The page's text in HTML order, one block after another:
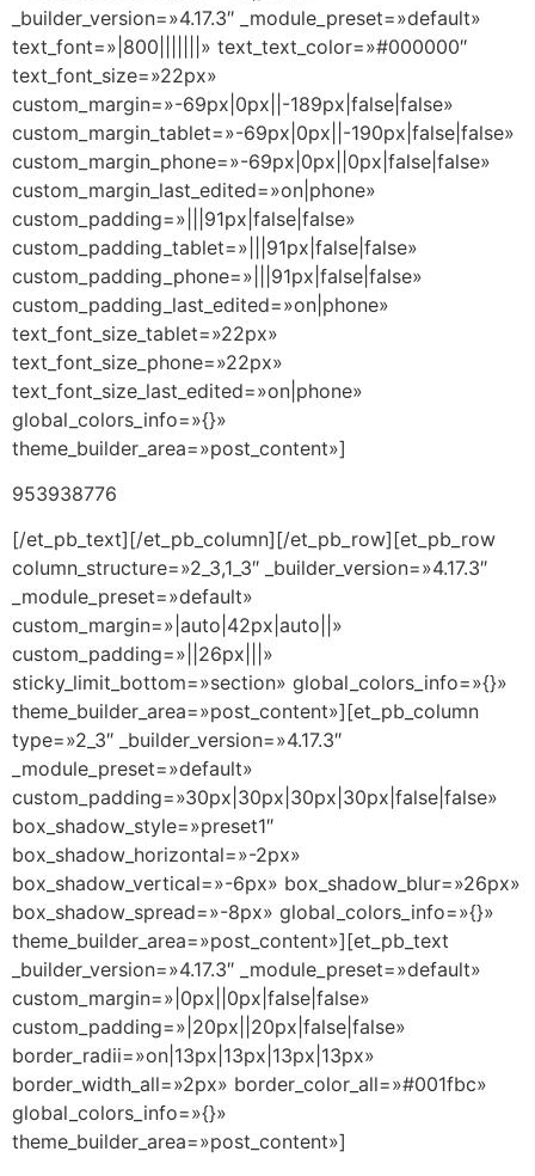
_builder_version=»4.17.3″ _module_preset=»default»
text_font=»|800|||||||» text_text_color=»#000000″
text_font_size=»22px»
custom_margin=»-69px|0px||-189px|false|false»
custom_margin_tablet=»-69px|0px||-190px|false|false»
custom_margin_phone=»-69px|0px||0px|false|false»
custom_margin_last_edited=»on|phone»
custom_padding=»|||91px|false|false»
custom_padding_tablet=»|||91px|false|false»
custom_padding_phone=»|||91px|false|false»
custom_padding_last_edited=»on|phone»
text_font_size_tablet=»22px»
text_font_size_phone=»22px»
text_font_size_last_edited=»on|phone»
global_colors_info=»{}»
theme_builder_area=»post_content»]
953938776
[/et_pb_text][/et_pb_column][/et_pb_row][et_pb_row
column_structure=»2_3,1_3″ _builder_version=»4.17.3″
_module_preset=»default»
custom_margin=»|auto|42px|auto||»
custom_padding=»||26px|||»
sticky_limit_bottom=»section» global_colors_info=»{}»
theme_builder_area=»post_content»][et_pb_column
type=»2_3″ _builder_version=»4.17.3″
_module_preset=»default»
custom_padding=»30px|30px|30px|30px|false|false»
box_shadow_style=»preset1″
box_shadow_horizontal=»-2px»
box_shadow_vertical=»-6px» box_shadow_blur=»26px»
box_shadow_spread=»-8px» global_colors_info=»{}»
theme_builder_area=»post_content»][et_pb_text
_builder_version=»4.17.3″ _module_preset=»default»
custom_margin=»|0px||0px|false|false»
custom_padding=»|20px||20px|false|false»
border_radii=»on|13px|13px|13px|13px»
border_width_all=»2px» border_color_all=»#001fbc»
global_colors_info=»{}»
theme_builder_area=»post_content»]